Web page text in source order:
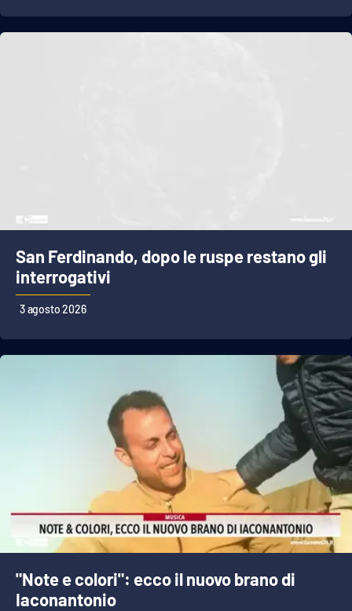
San Ferdinando, dopo le ruspe restano gli
interrogativi
3 agosto 2026
"Note e colori": ecco il nuovo brano di
Iaconantonio